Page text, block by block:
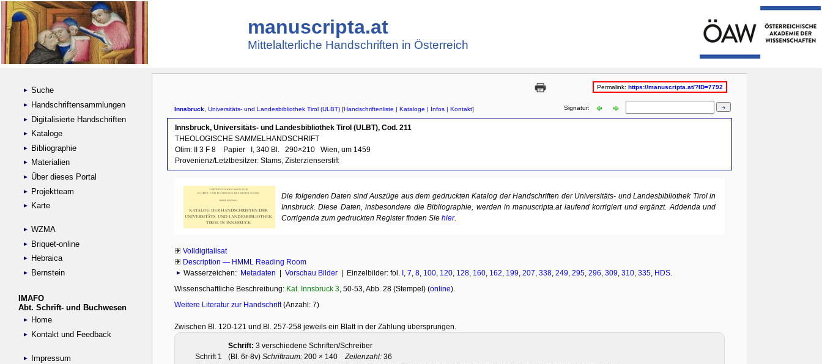
manuscripta.at
Mittelalterliche Handschriften in Österreich
Suche
Handschriftensammlungen
Digitalisierte Handschriften
Kataloge
Bibliographie
Materialien
Über dieses Portal
Projektteam
Karte
WZMA
Briquet-online
Hebraica
Bernstein
IMAFO
Abt. Schrift- und Buchwesen
Home
Kontakt und Feedback
Impressum